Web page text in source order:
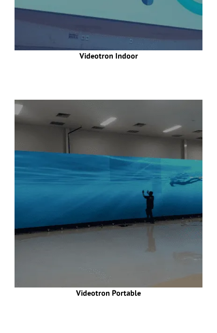
Videotron Indoor
Videotron Portable